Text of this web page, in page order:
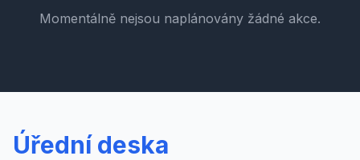
Momentálně nejsou naplánovány žádné akce.
Úřední deska